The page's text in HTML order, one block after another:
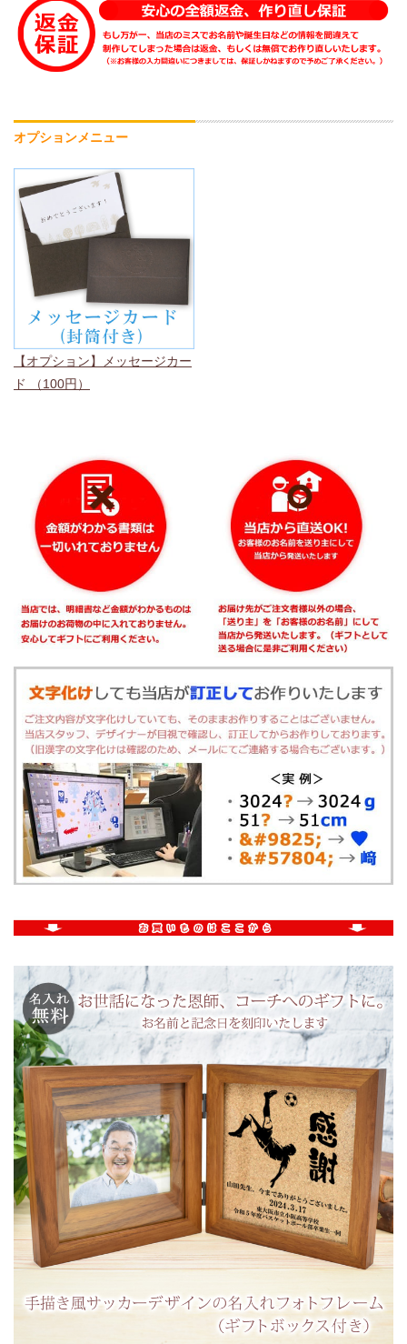
オプションメニュー
【オプション】メッセージカー
ド （100円）